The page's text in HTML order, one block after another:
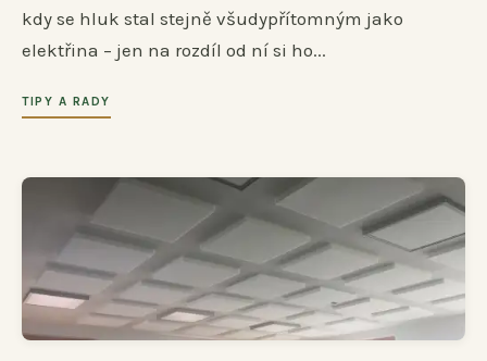
kdy se hluk stal stejně všudypřítomným jako
elektřina – jen na rozdíl od ní si ho...
TIPY A RADY